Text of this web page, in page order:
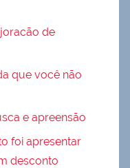
de
que você não
e apreensão
foi apresentar
desconto